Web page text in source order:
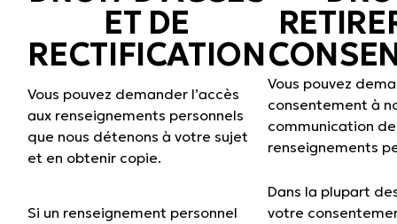
ET DE
RECTIFICATION
Vous pouvez demander l’accès
aux renseignements personnels
que nous détenons à votre sujet
et en obtenir copie.
Vous pouvez
consentement à
communication
renseignements
Si un renseignement personnel
Dans la plupart
votre